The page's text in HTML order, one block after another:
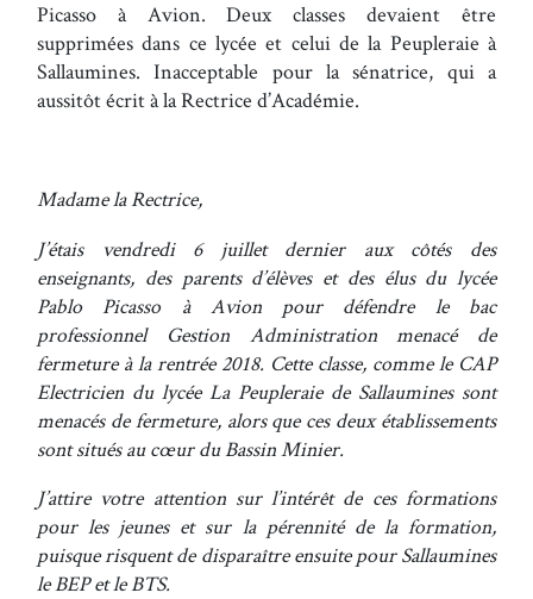
Picasso à Avion. Deux classes devaient être
supprimées dans ce lycée et celui de la Peupleraie à
Sallaumines. Inacceptable pour la sénatrice, qui a
aussitôt écrit à la Rectrice d’Académie.
Madame la Rectrice,
J’étais vendredi 6 juillet dernier aux côtés des
enseignants, des parents d’élèves et des élus du lycée
Pablo Picasso à Avion pour défendre le bac
professionnel Gestion Administration menacé de
fermeture à la rentrée 2018. Cette classe, comme le CAP
Electricien du lycée La Peupleraie de Sallaumines sont
menacés de fermeture, alors que ces deux établissements
sont situés au cœur du Bassin Minier.
J’attire votre attention sur l’intérêt de ces formations
pour les jeunes et sur la pérennité de la formation,
puisque risquent de disparaître ensuite pour Sallaumines
le BEP et le BTS.